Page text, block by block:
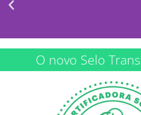
Conheça o Selo
Transparência
Saiba porque milhares de
a certificação
Saiba Mais
O novo Selo